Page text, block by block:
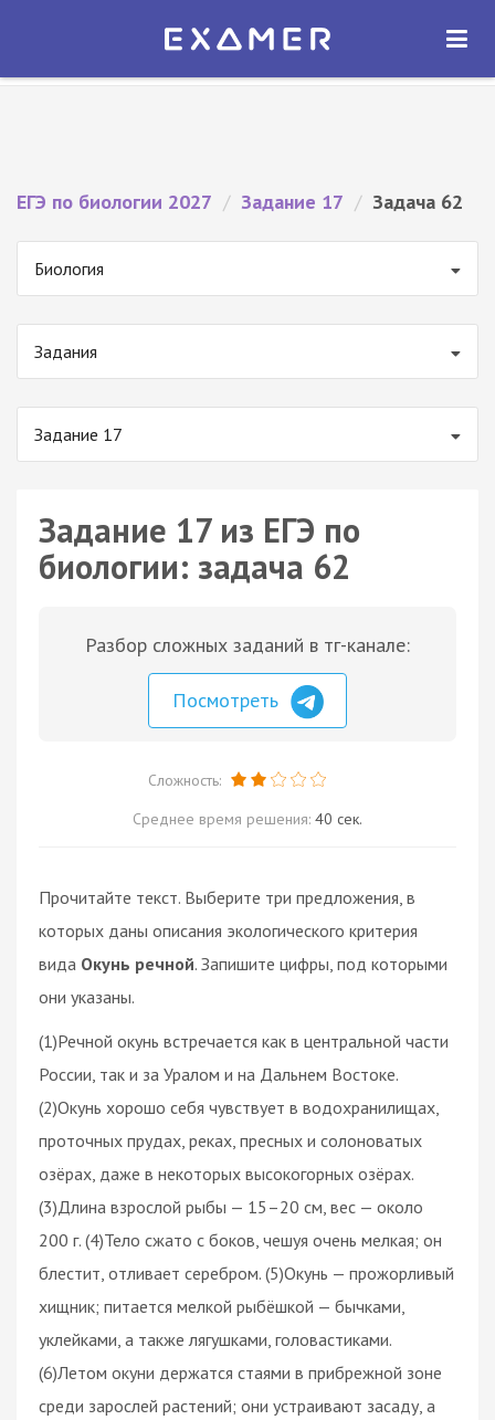
Экзамер — ЕГЭ 2027
ОТКРЫТЬ
ЕГЭ по биологии 2027 / Задание 17 / Задача 62
Биология
Задания
Задание 17
Задание 17 из ЕГЭ по
биологии: задача 62
Разбор сложных заданий в тг-канале:
Посмотреть
Сложность:
Среднее время решения: 40 сек.
Прочитайте текст. Выберите три предложения, в
которых даны описания экологического критерия
вида Окунь речной. Запишите цифры, под которыми
они указаны.
(1)Речной окунь встречается как в центральной части
России, так и за Уралом и на Дальнем Востоке.
(2)Окунь хорошо себя чувствует в водохранилищах,
проточных прудах, реках, пресных и солоноватых
озёрах, даже в некоторых высокогорных озёрах.
(3)Длина взрослой рыбы — 15–20 см, вес — около
200 г. (4)Тело сжато с боков, чешуя очень мелкая; он
блестит, отливает серебром. (5)Окунь — прожорливый
хищник; питается мелкой рыбёшкой — бычками,
уклейками, а также лягушками, головастиками.
(6)Летом окуни держатся стаями в прибрежной зоне
среди зарослей растений; они устраивают засаду, а